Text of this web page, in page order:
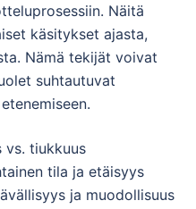
Näitä
käsitykset ajasta,
Nämä tekijät voivat
suhtautuvat
vs. tiukkuus
tila ja etäisyys
ja muodollisuus